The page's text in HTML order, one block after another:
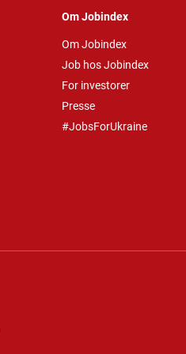
Om Jobindex
Om Jobindex
Job hos Jobindex
For investorer
Presse
#JobsForUkraine